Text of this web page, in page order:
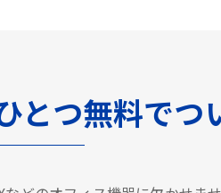
とつ無料でつ